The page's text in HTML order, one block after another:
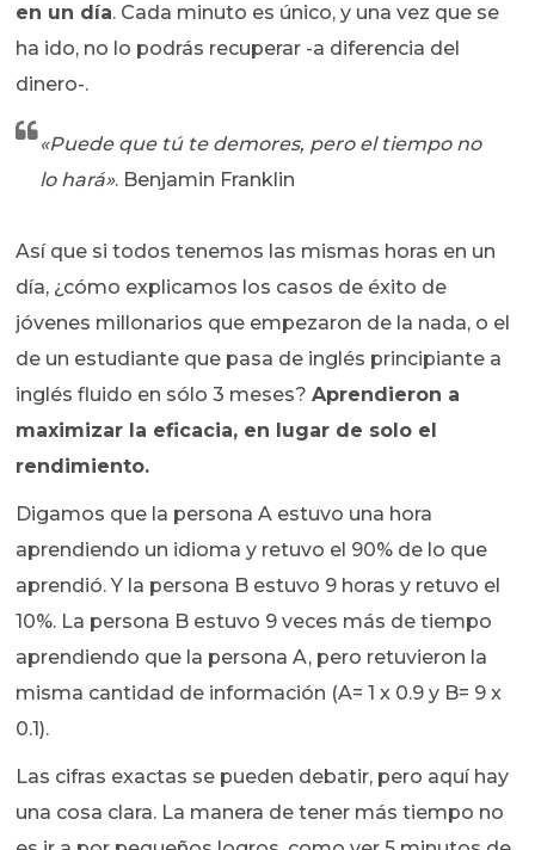
en un día. Cada minuto es único, y una vez que se
ha ido, no lo podrás recuperar -a diferencia del
dinero-.
«Puede que tú te demores, pero el tiempo no
lo hará». Benjamin Franklin
Así que si todos tenemos las mismas horas en un
día, ¿cómo explicamos los casos de éxito de
jóvenes millonarios que empezaron de la nada, o el
de un estudiante que pasa de inglés principiante a
inglés fluido en sólo 3 meses?Aprendieron a
maximizar la eficacia, en lugar de solo el
rendimiento.
Digamos que la persona A estuvo una hora
aprendiendo un idioma y retuvo el 90% de lo que
aprendió. Y la persona B estuvo 9 horas y retuvo el
10%. La persona B estuvo 9 veces más de tiempo
aprendiendo que la persona A, pero retuvieron la
misma cantidad de información (A= 1 x 0.9 y B= 9 x
0.1).
Las cifras exactas se pueden debatir, pero aquí hay
una cosa clara. La manera de tener más tiempo no